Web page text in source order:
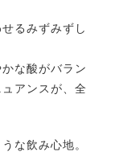
るみずみずし
な酸がバラン
アンスが、全
な飲み心地。